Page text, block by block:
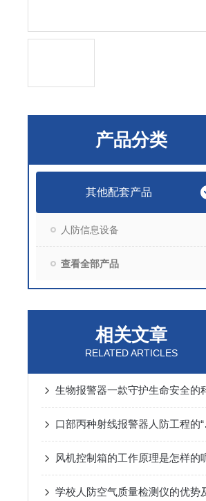
产品分类
其他配套产品
人防信息设备
查看全部产品
相关文章
RELATED ARTICLES
口
风机控制箱的工作原理是怎样的